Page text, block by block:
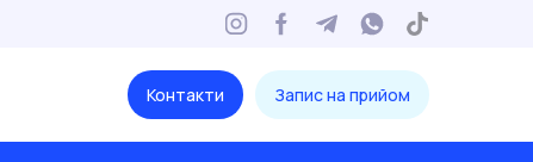
Контакти Запис на прийом